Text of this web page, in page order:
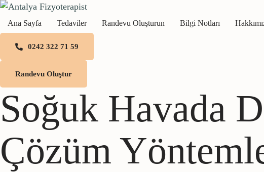
Ana Sayfa Tedaviler Randevu Oluşturun Bilgi Notları
0242 322 71 59
Randevu Oluştur
Soğuk Havada
Çözüm